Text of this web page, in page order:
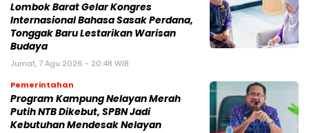
Lombok Barat Gelar Kongres
Internasional Bahasa Sasak Perdana,
Tonggak Baru Lestarikan Warisan
Budaya
Jumat, 7 Agu 2026 - 20:48 WIB
Pemerintahan
Program Kampung Nelayan Merah
Putih NTB Dikebut, SPBN Jadi
Kebutuhan Mendesak Nelayan